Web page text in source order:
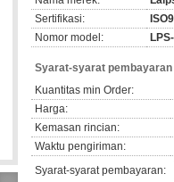
Sertifikasi:
Nomor model:
Syarat-syarat
Kuantitas min Order:
Harga:
Kemasan rincian:
Waktu pengiriman:
Syarat-syarat pembayaran: